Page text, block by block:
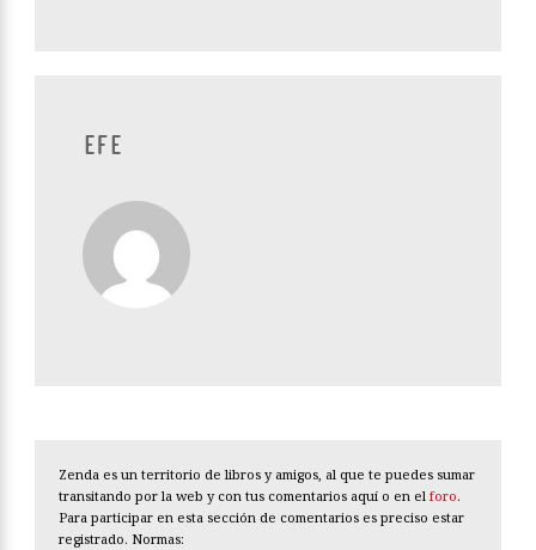
EFE
Zenda es un territorio de libros y amigos, al que te puedes sumar
transitando por la web y con tus comentarios aquí o en el foro.
Para participar en esta sección de comentarios es preciso estar
registrado. Normas: